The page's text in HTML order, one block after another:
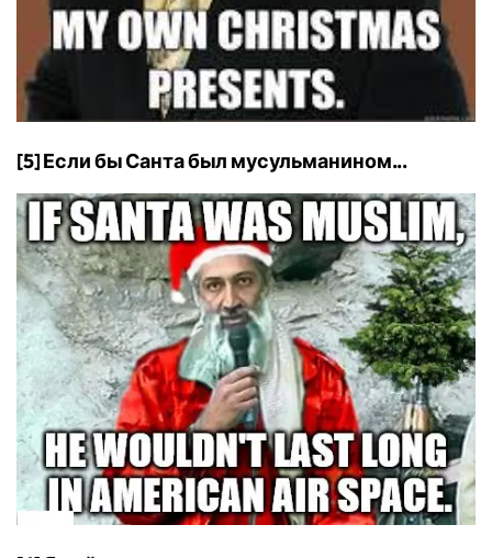
[5] Если бы Санта был мусульманином...